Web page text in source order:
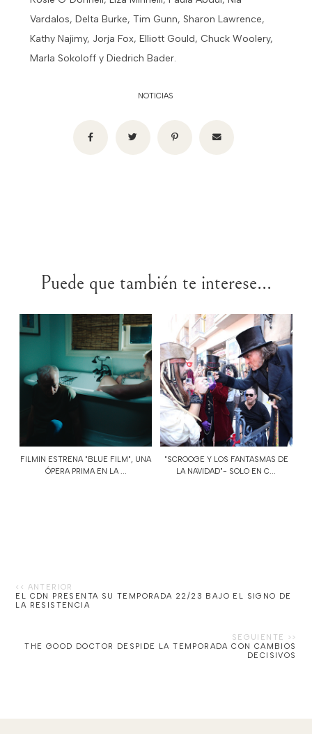
Vardalos, Delta Burke, Tim Gunn, Sharon Lawrence,
Kathy Najimy, Jorja Fox, Elliott Gould, Chuck Woolery,
Marla Sokoloff y Diedrich Bader.
NOTICIAS
Puede que también te interese...
FILMIN ESTRENA "BLUE FILM", UNA
ÓPERA PRIMA EN LA ...
"SCROOGE Y LOS FANTASMAS DE
LA NAVIDAD"- SOLO EN C...
EL CDN PRESENTA SU TEMPORADA 22/23 BAJO EL SIGNO DE
LA RESISTENCIA
THE GOOD DOCTOR DESPIDE LA TEMPORADA CON CAMBIOS
DECISIVOS